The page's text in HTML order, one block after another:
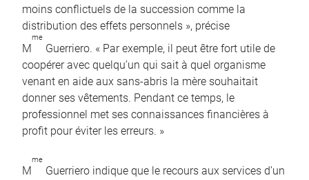
moins conflictuels de la succession comme la
distribution des effets personnels », précise
M
me
Guerriero. « Par exemple, il peut être fort utile de
coopérer avec quelqu’un qui sait à quel organisme
venant en aide aux sans-abris la mère souhaitait
donner ses vêtements. Pendant ce temps, le
professionnel met ses connaissances financières à
profit pour éviter les erreurs. »
M
me
Guerriero indique que le recours aux services d’un